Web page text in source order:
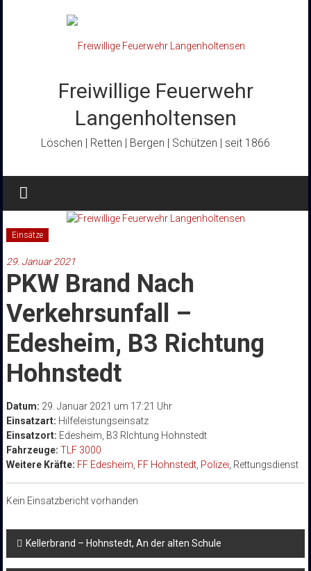
Freiwillige Feuerwehr
Langenholtensen
Löschen | Retten | Bergen | Schützen | seit 1866
Einsätze
29. Januar 2021
PKW Brand Nach
Verkehrsunfall –
Edesheim, B3 Richtung
Hohnstedt
Datum: 29. Januar 2021 um 17:21 Uhr
Einsatzart: Hilfeleistungseinsatz
Einsatzort: Edesheim, B3 RIchtung Hohnstedt
Fahrzeuge: TLF 3000
Weitere Kräfte: FF Edesheim FF Hohnstedt, Polizei , Rettungsdienst
Kein Einsatzbericht vorhanden
Beitragsnavigation
Kellerbrand – Hohnstedt, An der alten Schule